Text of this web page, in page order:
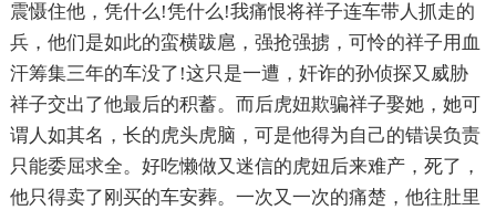
震慑住他，凭什么!凭什么!我痛恨将祥子连车带人抓走的
兵，他们是如此的蛮横跋扈，强抢强掳，可怜的祥子用血
汗筹集三年的车没了!这只是一遭，奸诈的孙侦探又威胁
祥子交出了他最后的积蓄。而后虎妞欺骗祥子娶她，她可
谓人如其名，长的虎头虎脑，可是他得为自己的错误负责
只能委屈求全。好吃懒做又迷信的虎妞后来难产，死了，
他只得卖了刚买的车安葬。一次又一次的痛楚，他往肚里